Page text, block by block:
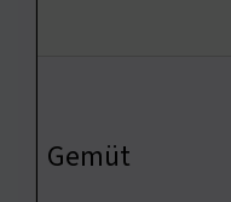
Gemüt